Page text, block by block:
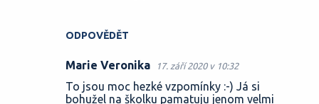
ODPOVĚDĚT
Marie Veronika 17. září 2020 v 10:32
To jsou moc hezké vzpomínky :-) Já si
bohužel na školku pamatuju jenom velmi